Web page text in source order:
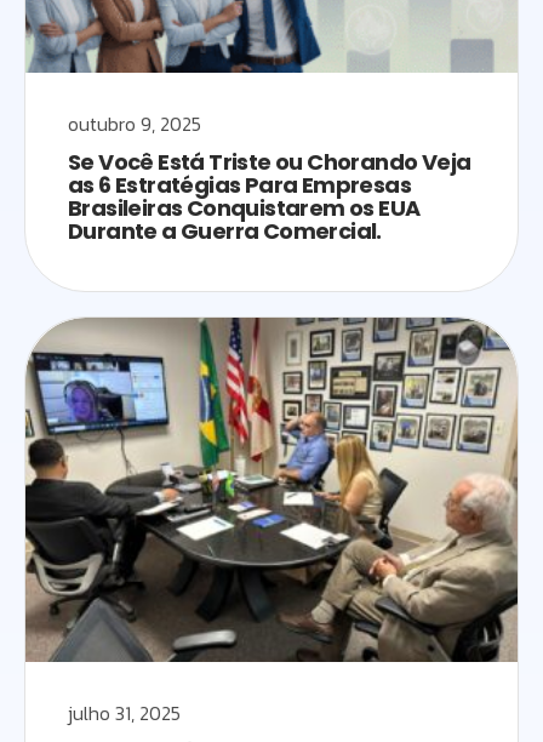
outubro 9, 2025
Se Você Está Triste ou Chorando Veja
as 6 Estratégias Para Empresas
Brasileiras Conquistarem os EUA
Durante a Guerra Comercial.
julho 31, 2025